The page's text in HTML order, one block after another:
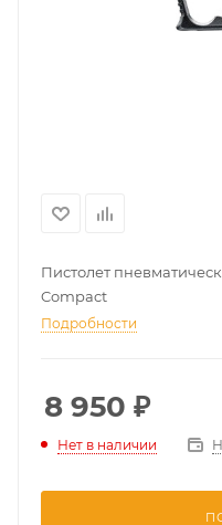
Пистолет
Compact
Подробности
8 950 ₽
Нет в наличии